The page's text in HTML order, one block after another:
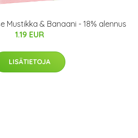
Mustikka & Banaani - 18% alennus
1.19 EUR
LISÄTIETOJA